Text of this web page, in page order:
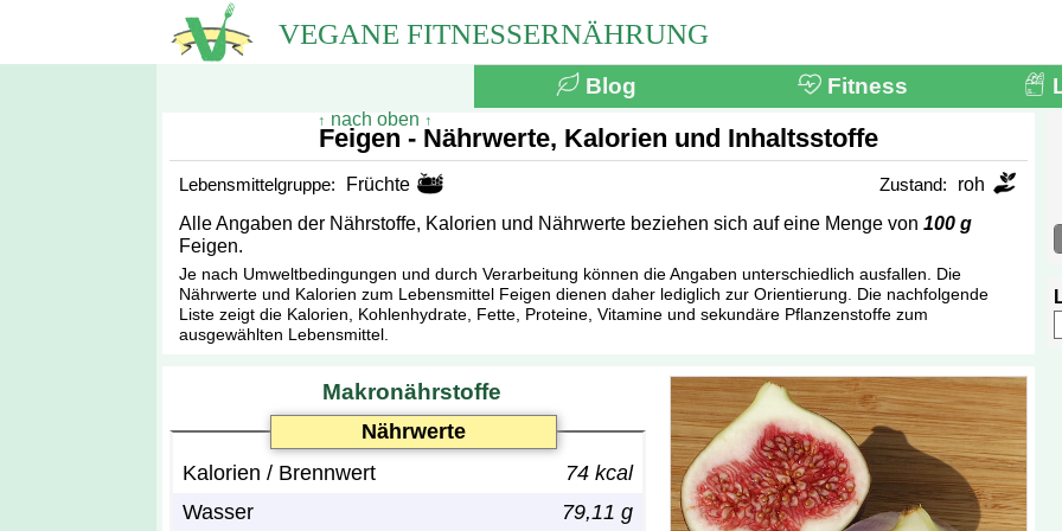
VEGANE FITNESSERNÄHRUNG
Blog Fitness
↑ nach oben ↑
Feigen - Nährwerte, Kalorien und Inhaltsstoffe
Lebensmittelgruppe: Früchte Zustand:
roh
Alle Angaben der Nährstoffe, Kalorien und Nährwerte beziehen sich auf eine Menge von 100 g
Feigen.
Je nach Umweltbedingungen und durch Verarbeitung können die Angaben unterschiedlich ausfallen. Die
Nährwerte und Kalorien zum Lebensmittel Feigen dienen daher lediglich zur Orientierung. Die nachfolgende
Liste zeigt die Kalorien, Kohlenhydrate, Fette, Proteine, Vitamine und sekundäre Pflanzenstoffe zum
ausgewählten Lebensmittel.
Makronährstoffe
Nährwerte
Kalorien / Brennwert
74 kcal
Wasser
79,11 g